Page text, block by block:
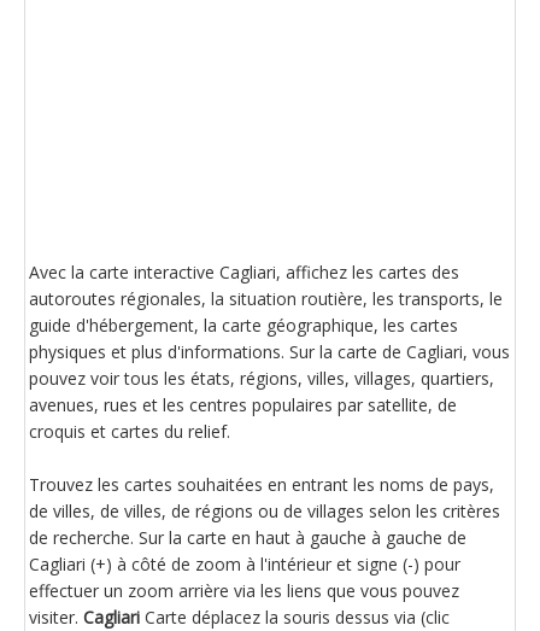
Avec la carte interactive Cagliari, affichez les cartes des
autoroutes régionales, la situation routière, les transports, le
guide d'hébergement, la carte géographique, les cartes
physiques et plus d'informations. Sur la carte de Cagliari, vous
pouvez voir tous les états, régions, villes, villages, quartiers,
avenues, rues et les centres populaires par satellite, de
croquis et cartes du relief.
Trouvez les cartes souhaitées en entrant les noms de pays,
de villes, de villes, de régions ou de villages selon les critères
de recherche. Sur la carte en haut à gauche à gauche de
Cagliari (+) à côté de zoom à l'intérieur et signe (-) pour
effectuer un zoom arrière via les liens que vous pouvez
visiter. Cagliari Carte déplacez la souris dessus via (clic